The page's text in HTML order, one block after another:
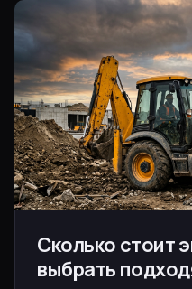
Сколько стоит
выбрать